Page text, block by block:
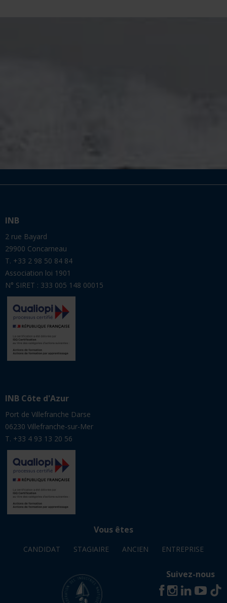
INB
2 rue Bayard
29900 Concarneau
T. +33 2 98 50 84 84
Association loi 1901
N° SIRET : 333 005 148 00015
INB Côte d'Azur
Port de Villefranche Darse
06230 Villefranche-sur-Mer
T. +33 4 93 13 20 56
Vous êtes
CANDIDAT STAGIAIRE ANCIEN ENTREPRISE
Suivez-nous